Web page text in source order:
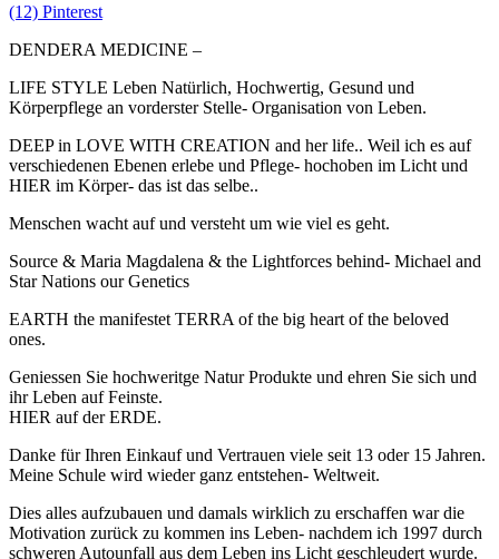
(12) Pinterest
DENDERA MEDICINE –
LIFE STYLE Leben Natürlich, Hochwertig, Gesund und
Körperpflege an vorderster Stelle- Organisation von Leben.
DEEP in LOVE WITH CREATION and her life.. Weil ich es auf
verschiedenen Ebenen erlebe und Pflege- hochoben im Licht und
HIER im Körper- das ist das selbe..
Menschen wacht auf und versteht um wie viel es geht.
Source & Maria Magdalena & the Lightforces behind- Michael and
Star Nations our Genetics
EARTH the manifestet TERRA of the big heart of the beloved
ones.
Geniessen Sie hochweritge Natur Produkte und ehren Sie sich und
ihr Leben auf Feinste.
HIER auf der ERDE.
Danke für Ihren Einkauf und Vertrauen viele seit 13 oder 15 Jahren.
Meine Schule wird wieder ganz entstehen- Weltweit.
Dies alles aufzubauen und damals wirklich zu erschaffen war die
Motivation zurück zu kommen ins Leben- nachdem ich 1997 durch
schweren Autounfall aus dem Leben ins Licht geschleudert wurde.